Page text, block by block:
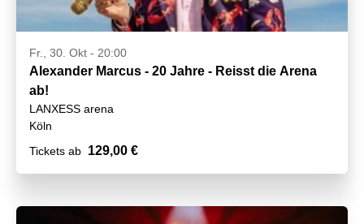
Fr., 30. Okt - 20:00
Alexander Marcus - 20 Jahre - Reisst die Arena
ab!
LANXESS arena
Köln
Tickets ab 129,00 €